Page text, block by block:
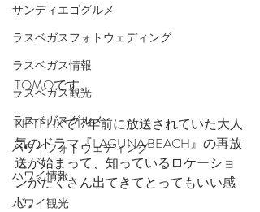
サンディエゴグルメ
ラスベガスフォトウェディング
ラスベガス情報
ラスベガス観光
ラスベガスグルメ
ハワイフォトウェディング
ハワイ情報
ハワイ観光
TOMOです。
NETFLIXで17年前に放送されていた大人
気のドラマ『LAGUNA BEACH』の再放
送が始まって、知っているロケーショ
ンがたくさん出てきてとってもいい感
じ。